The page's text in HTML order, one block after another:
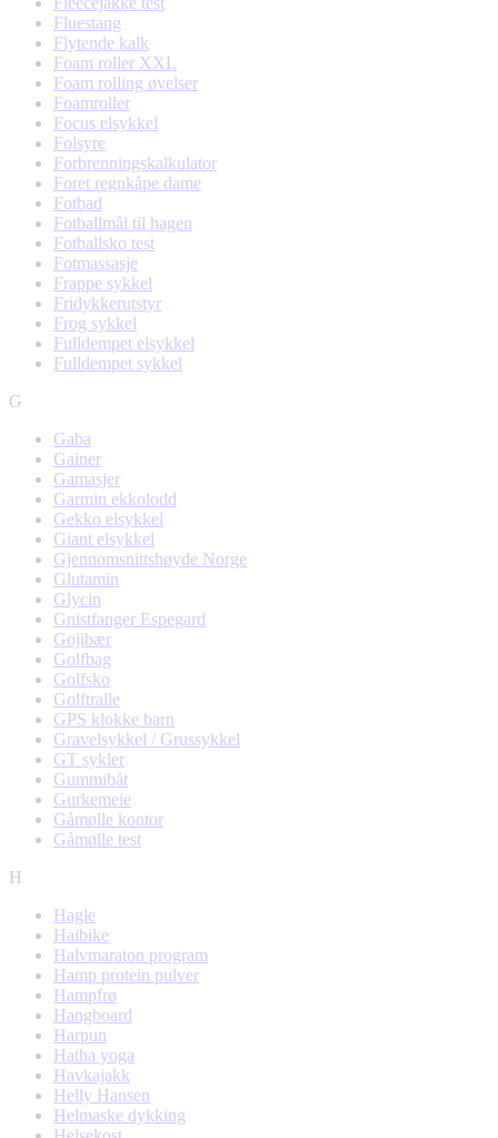
Fluestang
Flytende kalk
Foam roller XXL
Foam rolling øvelser
Foamroller
Focus elsykkel
Folsyre
Forbrenningskalkulator
Foret regnkåpe dame
Fotbad
Fotballmål til hagen
Fotballsko test
Fotmassasje
Frappe sykkel
Fridykkerutstyr
Frog sykkel
Fulldempet elsykkel
Fulldempet sykkel
G
Gaba
Gainer
Gamasjer
Garmin ekkolodd
Gekko elsykkel
Giant elsykkel
Gjennomsnittshøyde Norge
Glutamin
Glycin
Gnistfanger Espegard
Gojibær
Golfbag
Golfsko
Golftralle
GPS klokke barn
Gravelsykkel / Grussykkel
GT sykler
Gummibåt
Gurkemeie
Gåmølle kontor
Gåmølle test
H
Hagle
Haibike
Halvmaraton program
Hamp protein pulver
Hampfrø
Hangboard
Harpun
Hatha yoga
Havkajakk
Helly Hansen
Helmaske dykking